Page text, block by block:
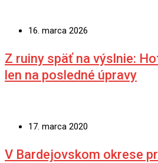
16. marca 2026
Z ruiny späť na výslnie:
len na posledné úpravy
17. marca 2020
V Bardejovskom okrese